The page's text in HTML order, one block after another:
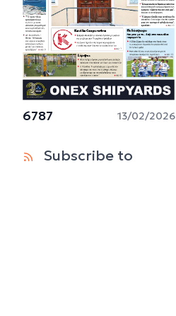
6787 13/02/2026
Subscribe to